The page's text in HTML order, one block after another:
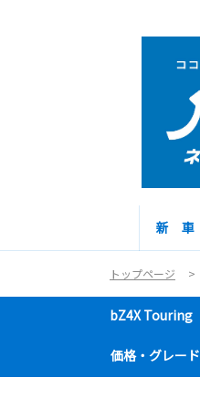
新 車
トップページ
bZ4X Touring
価格・グレード